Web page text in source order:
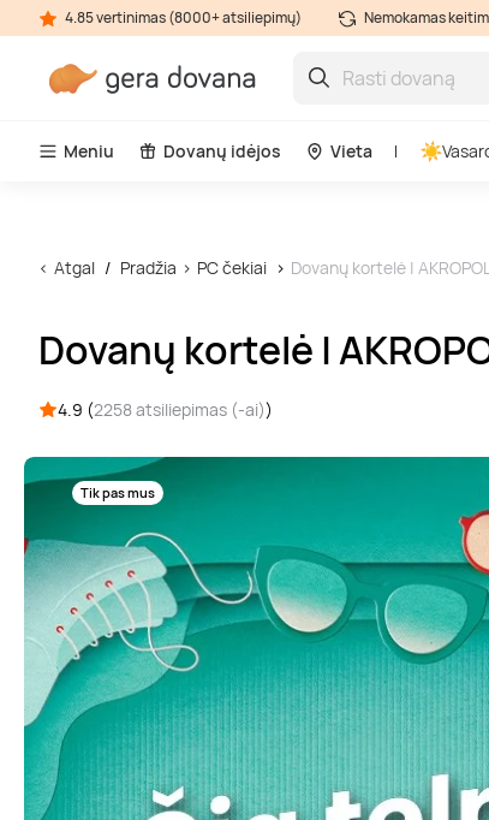
4.85 vertinimas (8000+ atsiliepimų) Nemokamas
Meniu Dovanų idėjos Vieta
Atgal Pradžia PC čekiai Dovanų kortelė |
Dovanų kortelė |
4.9 (2258 atsiliepimas (-ai))
Tik pas mus